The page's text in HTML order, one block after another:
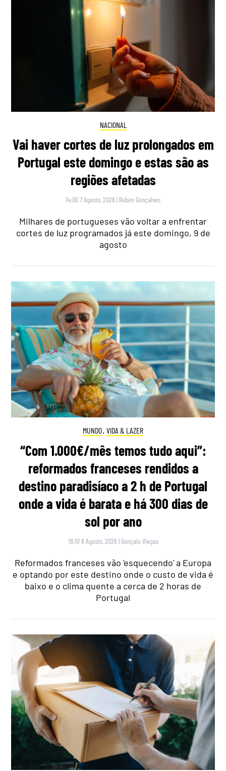
NACIONAL
Vai haver cortes de luz prolongados em
Portugal este domingo e estas são as
regiões afetadas
14:00 7 Agosto, 2026 | Rubén Gonçalves
Milhares de portugueses vão voltar a enfrentar
cortes de luz programados já este domingo, 9 de
agosto
MUNDO, VIDA & LAZER
“Com 1.000€/mês temos tudo aqui”:
reformados franceses rendidos a
destino paradisíaco a 2 h de Portugal
onde a vida é barata e há 300 dias de
sol por ano
18:10 8 Agosto, 2026 | Gonçalo Viegas
Reformados franceses vão 'esquecendo' a Europa
e optando por este destino onde o custo de vida é
baixo e o clima quente a cerca de 2 horas de
Portugal